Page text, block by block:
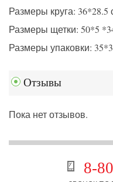
Размеры круга: 36*28.5
Размеры щетки: 50*5
Размеры упаковки:
Отзывы
Пока нет отзывов.
8-